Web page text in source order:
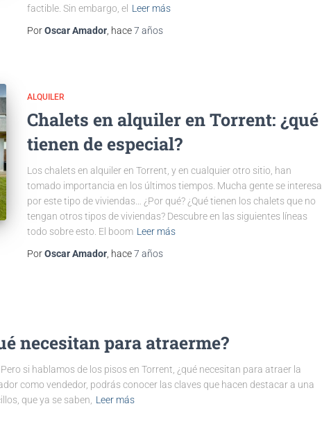
factible. Sin embargo, el Leer más
PorOscar Amador , hace7 años
ALQUILER
Chalets en alquiler en Torrent: ¿qué
tienen de especial?
Los chalets en alquiler en Torrent, y en cualquier otro sitio, han
tomado importancia en los últimos tiempos. Mucha gente se interesa
por este tipo de viviendas… ¿Por qué? ¿Qué tienen los chalets que no
tengan otros tipos de viviendas? Descubre en las siguientes líneas
todo sobre esto. El boom Leer más
PorOscar Amador , hace7 años
necesitan para atraerme?
si hablamos de los pisos en Torrent, ¿qué necesitan para atraer la
como vendedor, podrás conocer las claves que hacen destacar a una
que ya se saben,
Leer más